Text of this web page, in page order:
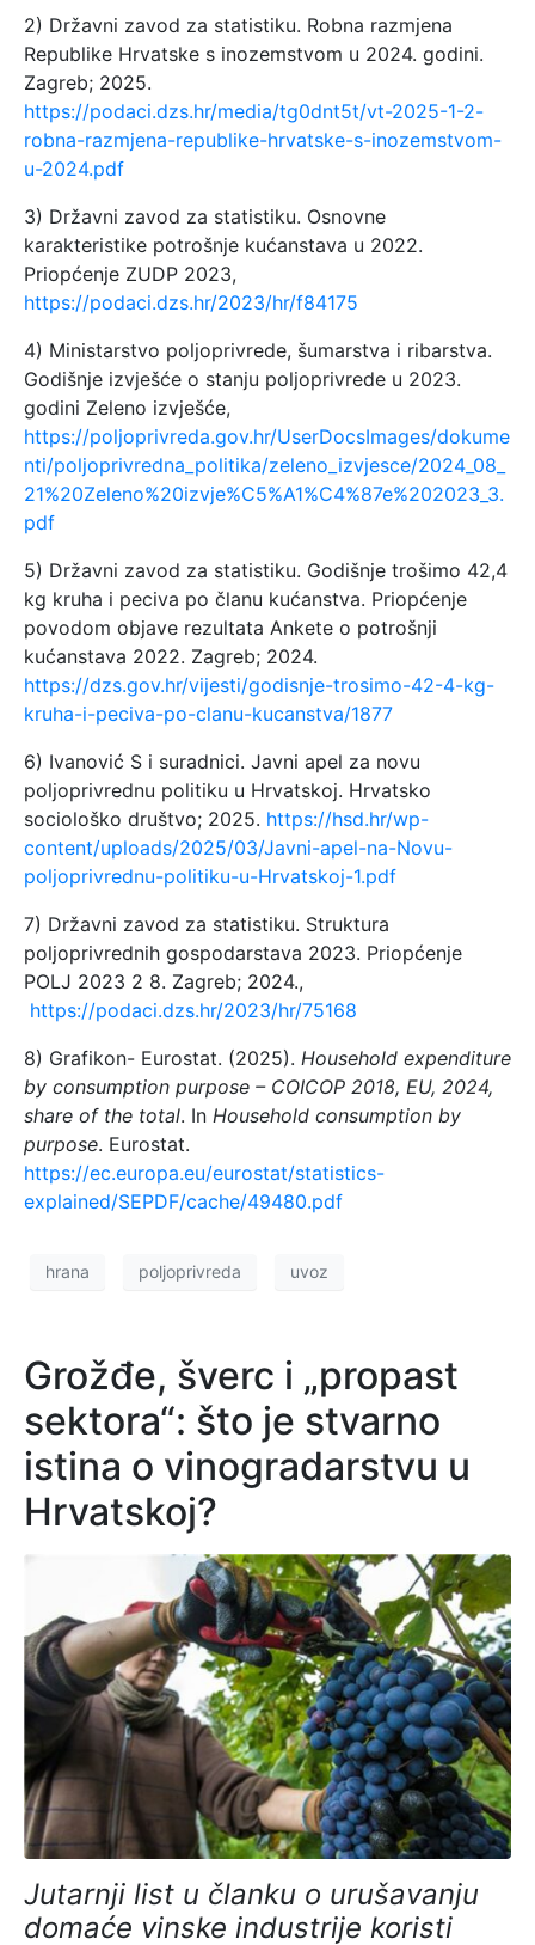
2) Državni zavod za statistiku. Robna razmjena
Republike Hrvatske s inozemstvom u 2024. godini.
Zagreb; 2025.
https://podaci.dzs.hr/media/tg0dnt5t/vt-2025-1-2-
robna-razmjena-republike-hrvatske-s-inozemstvom-
u-2024.pdf
3) Državni zavod za statistiku. Osnovne
karakteristike potrošnje kućanstava u 2022.
Priopćenje ZUDP 2023,
https://podaci.dzs.hr/2023/hr/f84175
4) Ministarstvo poljoprivrede, šumarstva i ribarstva.
Godišnje izvješće o stanju poljoprivrede u 2023.
godini Zeleno izvješće,
https://poljoprivreda.gov.hr/UserDocsImages/dokume
nti/poljoprivredna_politika/zeleno_izvjesce/2024_08_
21%20Zeleno%20izvje%C5%A1%C4%87e%202023_3.
pdf
5) Državni zavod za statistiku. Godišnje trošimo 42,4
kg kruha i peciva po članu kućanstva. Priopćenje
povodom objave rezultata Ankete o potrošnji
kućanstava 2022. Zagreb; 2024.
https://dzs.gov.hr/vijesti/godisnje-trosimo-42-4-kg-
kruha-i-peciva-po-clanu-kucanstva/1877
6) Ivanović S i suradnici. Javni apel za novu
poljoprivrednu politiku u Hrvatskoj. Hrvatsko
sociološko društvo; 2025. https://hsd.hr/wp-
content/uploads/2025/03/Javni-apel-na-Novu-
poljoprivrednu-politiku-u-Hrvatskoj-1.pdf
7) Državni zavod za statistiku. Struktura
poljoprivrednih gospodarstava 2023. Priopćenje
POLJ 2023 2 8. Zagreb; 2024.,
https://podaci.dzs.hr/2023/hr/75168
8) Grafikon- Eurostat. (2025). Household expenditure
by consumption purpose – COICOP 2018, EU, 2024,
share of the total. In Household consumption by
purpose. Eurostat.
https://ec.europa.eu/eurostat/statistics-
explained/SEPDF/cache/49480.pdf
hrana poljoprivreda uvoz
Grožđe, šverc i „propast
sektora“: što je stvarno
istina o vinogradarstvu u
Hrvatskoj?
Jutarnji list u članku o urušavanju
domaće vinske industrije koristi